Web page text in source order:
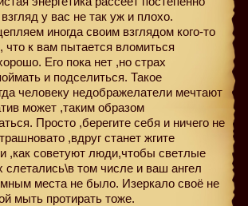
у вас не так уж и плохо.
иногда своим взглядом кого-то
что к вам пытается вломиться
Его пока нет ,но страх
и подселиться. Такое
человеку недображелатели мечтают
может ,таким образом
Просто ,берегите себя и ничего не
,вдруг станет жгите
,как советуют люди,чтобы светлые
слетались\в том числе и ваш ангел
места не было. Изеркало своё не
мыть протирать тоже.